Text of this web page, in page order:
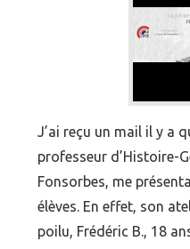
J’ai reçu un mail il y a
professeur d’Histoire-
Fonsorbes, me
élèves. En effet, son
poilu, Frédéric B., 18